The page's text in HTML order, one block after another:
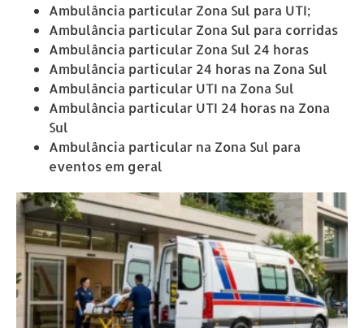
Ambulância particular Zona Sul para UTI;
Ambulância particular Zona Sul para corridas
Ambulância particular Zona Sul 24 horas
Ambulância particular 24 horas na Zona Sul
Ambulância particular UTI na Zona Sul
Ambulância particular UTI 24 horas na Zona
Sul
Ambulância particular na Zona Sul para
eventos em geral